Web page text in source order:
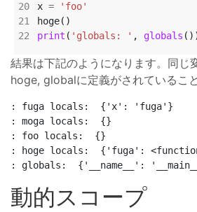
20
21
22
x =
'foo'
print ( 'globals: ' , globals
結果は下記のようになります。同じ
hoge, globalに定義がされているこ
: fuga locals:  {'x': 'fuga'}
: moga locals:  {}
: foo locals:  {}
: hoge locals:  {'fuga': <function
動的スコープ